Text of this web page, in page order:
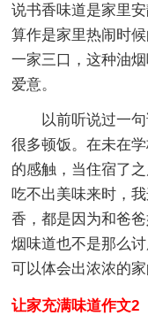
说书香味道是家里
算作是家里热闹时
一家三口，这种油
爱意。
以前听说过一
很多顿饭。在未在
的感触，当住宿了
吃不出美味来时，
香，都是因为和爸
烟味道也不是那么
可以体会出浓浓的家
让家充满味道作文2